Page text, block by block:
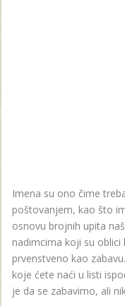
Imena su ono čime
poštovanjem, kao što
osnovu brojnih upita
nadimcima koji su oblici
prvenstveno kao
koje ćete naći u listi
je da se zabavimo, ali